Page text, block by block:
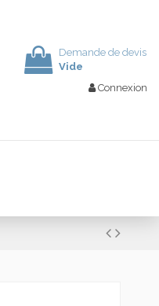
Demande de devis
Vide
Connexion